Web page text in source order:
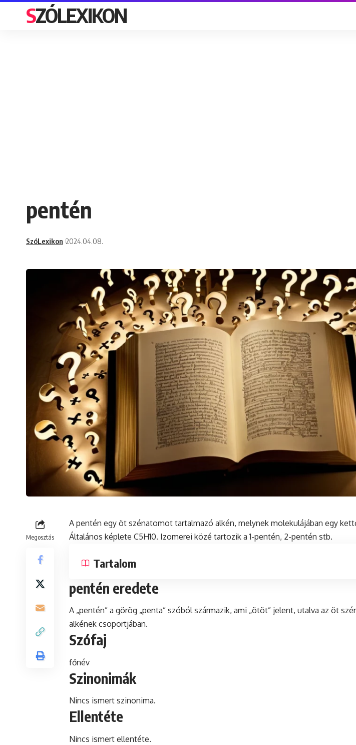
SZÓLEXIKON
pentén
SzóLexikon 2024.04.08.
Megosztás
A pentén egy öt szénatomot tartalmazó alkén, melynek molekulájában egy
Általános képlete C5H10. Izomerei közé tartozik a 1-pentén, 2-pentén stb.
Tartalom
pentén eredete
A „pentén” a görög „penta” szóból származik, ami „ötöt” jelent, utalva az öt
alkének csoportjában.
Szófaj
főnév
Szinonimák
Nincs ismert szinonima.
Ellentéte
Nincs ismert ellentéte.